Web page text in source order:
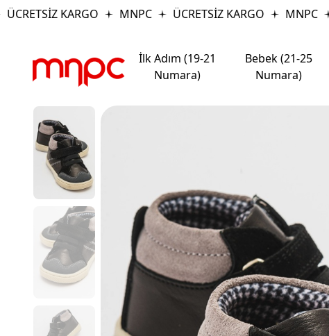
KARGO MNPC ÜCRETSİZ KARGO MNPC
İlk Adım (19-21
Numara)
Bebek (21-25
Numara)